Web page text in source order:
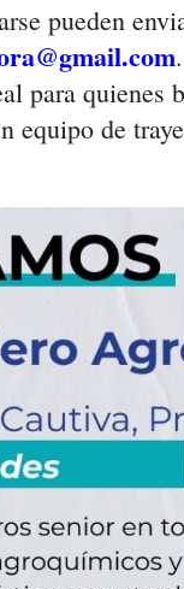
pueden
para quienes
equipo de